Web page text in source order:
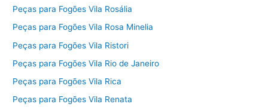
Peças para Fogões Vila Rosália
Peças para Fogões Vila Rosa Minelia
Peças para Fogões Vila Ristori
Peças para Fogões Vila Rio de Janeiro
Peças para Fogões Vila Rica
Peças para Fogões Vila Renata